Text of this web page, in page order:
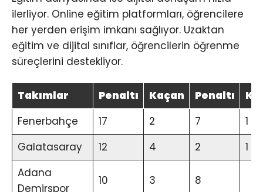
ilerliyor. Online eğitim platformları, öğrencilere
her yerden erişim imkanı sağlıyor. Uzaktan
eğitim ve dijital sınıflar, öğrencilerin öğrenme
süreçlerini destekliyor.
Takımlar Penaltı Kaçan Penaltı
Fenerbahçe
17 2 7
1
Galatasaray
12 4 2
1
Adana
Demirspor
10 3 8